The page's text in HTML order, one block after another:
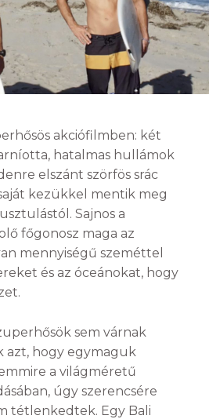
akciófilmben: két
hatalmas hullámok
elszánt szörfös srác
kezükkel mentik meg
Sajnos a
főgonosz maga az
mennyiségű szeméttel
és az óceánokat, hogy
sem várnak
azt, hogy egymaguk
a világméretű
úgy szerencsére
tétlenkedtek. Egy Bali